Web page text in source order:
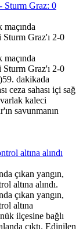
Sturm Graz: 0
Graz'ı 2-0
Graz'ı 2-0
dakikada
ceza sahası içi sağ
kaleci
savunmanın
altına alındı
çıkan yangın,
altına alındı.
çıkan yangın,
altına
ilçesine bağlı
çıktı. Edinilen